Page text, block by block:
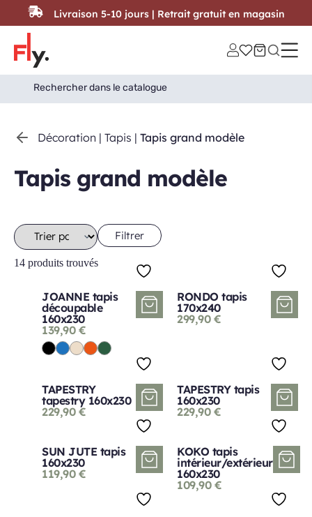
Passer au contenu
Search
for:
Search Button
Décoration | Tapis | Tapis grand modèle
Tapis grand modèle
Filtrer
14 produits trouvés
JOANNE tapis
découpable
160x230
139,90 €
RONDO tapis
170x240
299,90 €
TAPESTRY
tapestry 160x230
229,90 €
TAPESTRY tapis
160x230
229,90 €
SUN JUTE tapis
160x230
119,90 €
KOKO tapis
intérieur/extérieur
160x230
109,90 €
Livraison 5-10 jours | Retrait gratuit en magasin